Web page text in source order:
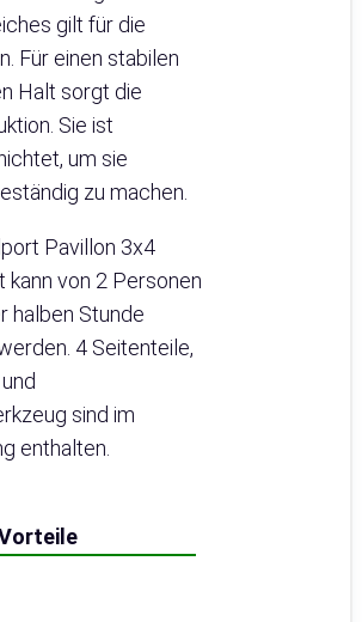
gilt für die
Für einen stabilen
Halt sorgt die
Sie ist
um sie
zu machen.
Pavillon 3x4
von 2 Personen
halben Stunde
4 Seitenteile,
sind im
enthalten.